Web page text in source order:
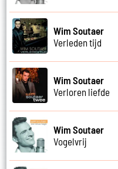
Wim Soutaer
Verleden tijd
Wim Soutaer
Verloren liefde
Wim Soutaer
Vogelvrij